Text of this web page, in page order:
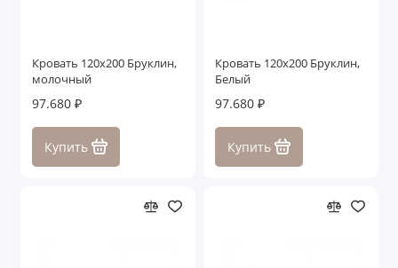
Кровать 120x200 Бруклин,
молочный
97.680 ₽
Купить
Кровать 120x200 Бруклин,
Белый
97.680 ₽
Купить